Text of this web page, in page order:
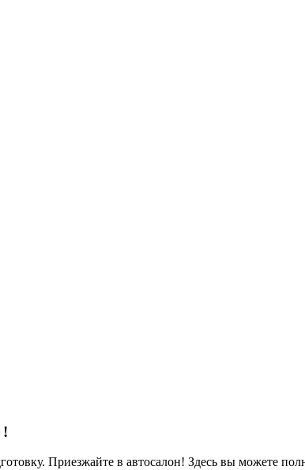
!
Приезжайте в автосалон! Здесь вы можете